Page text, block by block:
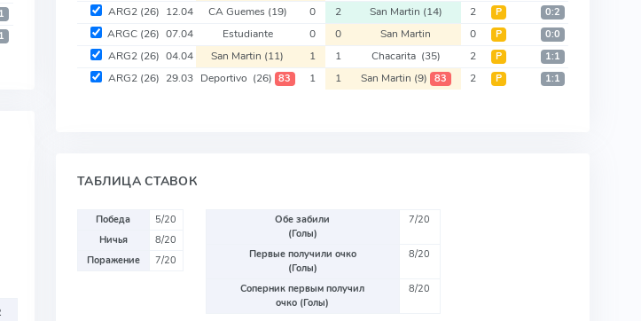
ARG2 (26) 12.04 CA Guemes (19) 0 2 San Martin (14) 2 Р 0:2
ARGC (26) 07.04 Estudiante 0 0 San Martin 0 Р 0:0
ARG2 (26) 04.04 San Martin (11) 1 1 Chacarita (35) 2 Р 1:1
ARG2 (26) 29.03 Deportivo (26) 83 1 1 San Martin (9) 83 2 Р 1:1
ТАБЛИЦА СТАВОК
Победа
5/20
Ничья
8/20
Поражение
7/20
Обе забили
(Голы)
7/20
Первые получили очко
(Голы)
8/20
Соперник первым получил
очко (Голы)
8/20